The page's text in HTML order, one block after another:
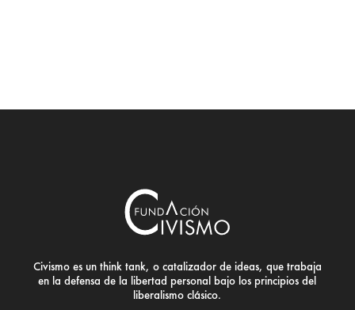
Civismo es un think tank, o catalizador de ideas, que trabaja
en la defensa de la libertad personal bajo los principios del
liberalismo clásico.